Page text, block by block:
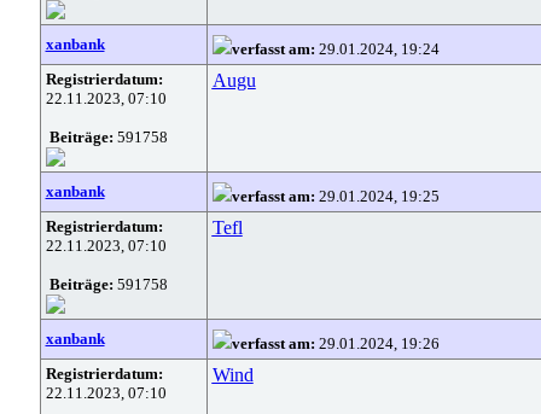
xanbank verfasst am: 29.01.2024, 19:24
Registrierdatum:
22.11.2023, 07:10
Beiträge: 591758
Augu
xanbank verfasst am: 29.01.2024, 19:25
Registrierdatum:
22.11.2023, 07:10
Beiträge: 591758
Tefl
xanbank verfasst am: 29.01.2024, 19:26
Registrierdatum:
22.11.2023, 07:10
Wind